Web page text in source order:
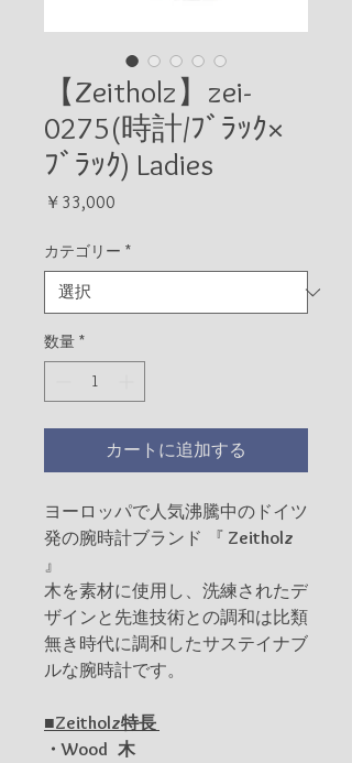
【Zeitholz】zei-
0275(時計/ﾌﾞﾗｯｸ×
ﾌﾞﾗｯｸ) Ladies
￥33,000
カテゴリー *
数量 *
カートに追加する
ヨーロッパで人気沸騰中のドイツ
発の腕時計ブランド 『 Zeitholz
』
木を素材に使用し、洗練されたデ
ザインと先進技術との調和は比類
無き時代に調和したサステイナブ
ルな腕時計です。
■Zeitholz特長
・Wood 木